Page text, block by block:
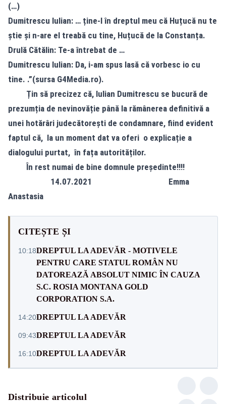
(…)
Dumitrescu Iulian: … ține-l în dreptul meu că Huțucă nu te
știe și n-are el treabă cu tine, Huțucă de la Constanța.
Drulă Cătălin: Te-a întrebat de …
Dumitrescu Iulian: Da, i-am spus lasă că vorbesc io cu
tine. .”(sursa G4Media.ro).
Țin să precizez că, Iulian Dumitrescu se bucură de
prezumția de nevinovăție până la rămânerea definitivă a
unei hotărâri judecătorești de condamnare, fiind evident
faptul că, la un moment dat va oferi o explicație a
dialogului purtat, în fața autorităților.
În rest numai de bine domnule președinte!!!!
14.07.2021 Emma
Anastasia
CITEȘTE ȘI
10:18DREPTUL LA ADEVĂR - MOTIVELE
PENTRU CARE STATUL ROMÂN NU
DATOREAZĂ ABSOLUT NIMIC ÎN CAUZA
S.C. ROSIA MONTANA GOLD
CORPORATION S.A.
14:20DREPTUL LA ADEVĂR
09:43DREPTUL LA ADEVĂR
16:10DREPTUL LA ADEVĂR
Distribuie articolul